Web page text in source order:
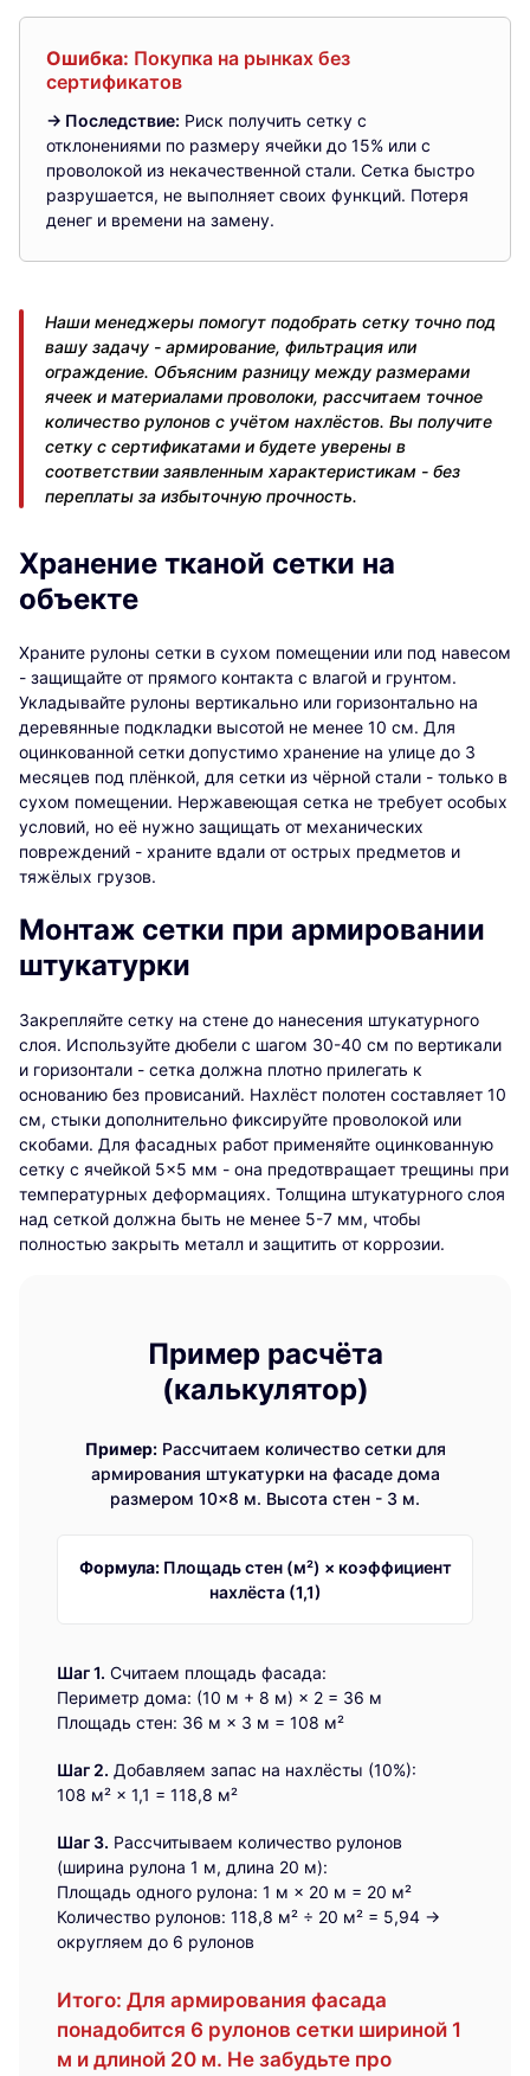
Ошибка: Покупка на рынках без
сертификатов
→ Последствие: Риск получить сетку с
отклонениями по размеру ячейки до 15% или с
проволокой из некачественной стали. Сетка быстро
разрушается, не выполняет своих функций. Потеря
денег и времени на замену.
Наши менеджеры помогут подобрать сетку точно под
вашу задачу - армирование, фильтрация или
ограждение. Объясним разницу между размерами
ячеек и материалами проволоки, рассчитаем точное
количество рулонов с учётом нахлёстов. Вы получите
сетку с сертификатами и будете уверены в
соответствии заявленным характеристикам - без
переплаты за избыточную прочность.
Хранение тканой сетки на
объекте
Храните рулоны сетки в сухом помещении или под навесом
- защищайте от прямого контакта с влагой и грунтом.
Укладывайте рулоны вертикально или горизонтально на
деревянные подкладки высотой не менее 10 см. Для
оцинкованной сетки допустимо хранение на улице до 3
месяцев под плёнкой, для сетки из чёрной стали - только в
сухом помещении. Нержавеющая сетка не требует особых
условий, но её нужно защищать от механических
повреждений - храните вдали от острых предметов и
тяжёлых грузов.
Монтаж сетки при армировании
штукатурки
Закрепляйте сетку на стене до нанесения штукатурного
слоя. Используйте дюбели с шагом 30-40 см по вертикали
и горизонтали - сетка должна плотно прилегать к
основанию без провисаний. Нахлёст полотен составляет 10
см, стыки дополнительно фиксируйте проволокой или
скобами. Для фасадных работ применяйте оцинкованную
сетку с ячейкой 5×5 мм - она предотвращает трещины при
температурных деформациях. Толщина штукатурного слоя
над сеткой должна быть не менее 5-7 мм, чтобы
полностью закрыть металл и защитить от коррозии.
Пример расчёта
(калькулятор)
Пример:Рассчитаем количество сетки для
армирования штукатурки на фасаде дома
размером 10×8 м. Высота стен - 3 м.
Формула:Площадь стен (м²) × коэффициент
нахлёста (1,1)
Шаг 1. Считаем площадь фасада:
Периметр дома: (10 м + 8 м) × 2 = 36 м
Площадь стен: 36 м × 3 м = 108 м²
Шаг 2. Добавляем запас на нахлёсты (10%):
108 м² × 1,1 = 118,8 м²
Шаг 3. Рассчитываем количество рулонов
(ширина рулона 1 м, длина 20 м):
Площадь одного рулона: 1 м × 20 м = 20 м²
Количество рулонов: 118,8 м² ÷ 20 м² = 5,94 →
округляем до 6 рулонов
Итого: Для армирования фасада
понадобится 6 рулонов сетки шириной 1
м и длиной 20 м. Не забудьте про